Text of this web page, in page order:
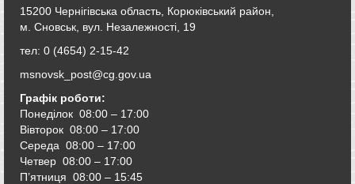
15200 Чернігівська область, Корюківський район,
м. Сновськ, вул. Незалежності, 19
тел: 0 (4654) 2-15-42
msnovsk_post@cg.gov.ua
Графік роботи:
Понеділок 08:00 – 17:00
Вівторок 08:00 – 17:00
Середа 08:00 – 17:00
Четвер 08:00 – 17:00
П’ятниця 08:00 – 15:45